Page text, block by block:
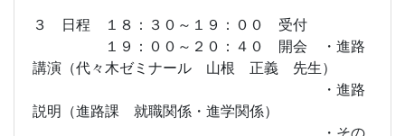
３ 日程 １８：３０～１９：００ 受付
１９：００～２０：４０ 開会 ・進路
講演（代々木ゼミナール 山根 正義 先生）
・進路
説明（進路課 就職関係・進学関係）
・その